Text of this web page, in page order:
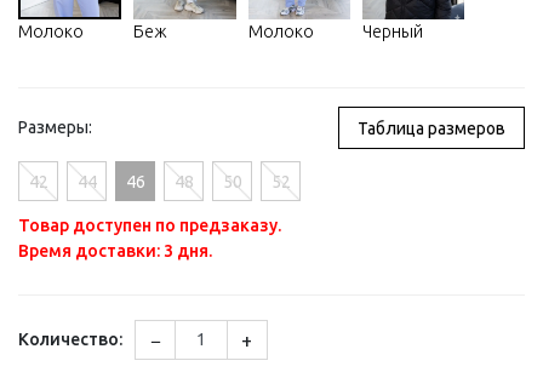
Молоко Беж Молоко Черный
Размеры: Таблица размеров
42 44 46 48 50 52
Товар доступен по предзаказу.
Время доставки: 3 дня.
Количество: − +